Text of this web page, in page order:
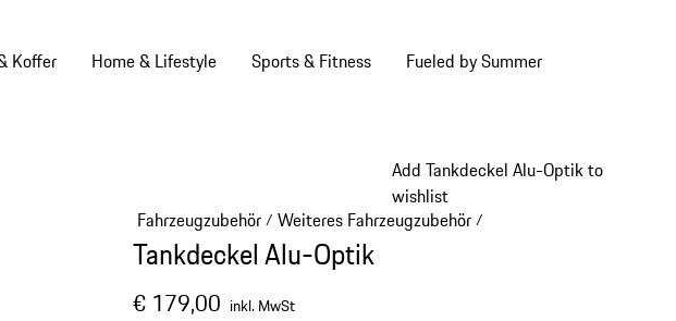
Koffer Home & Lifestyle Sports & Fitness Fueled by Summer
Add Tankdeckel Alu-Optik to
wishlist
Fahrzeugzubehör/ Weiteres Fahrzeugzubehör/
Tankdeckel Alu-Optik
€ 179,00 inkl. MwSt